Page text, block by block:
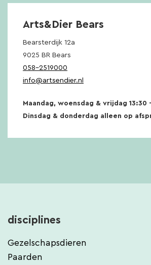
Arts&Dier Bears
Bearsterdijk 12a
9025 BR Bears
058-2519000
info@artsendier.nl
Maandag, woensdag & vrijdag 13:30
Dinsdag & donderdag alleen op
disciplines
Gezelschapsdieren
Paarden